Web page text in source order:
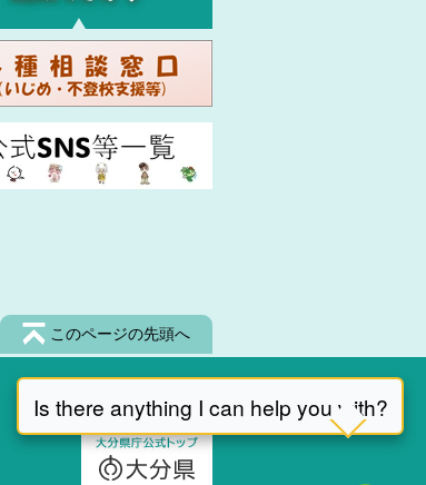
このページの先頭へ